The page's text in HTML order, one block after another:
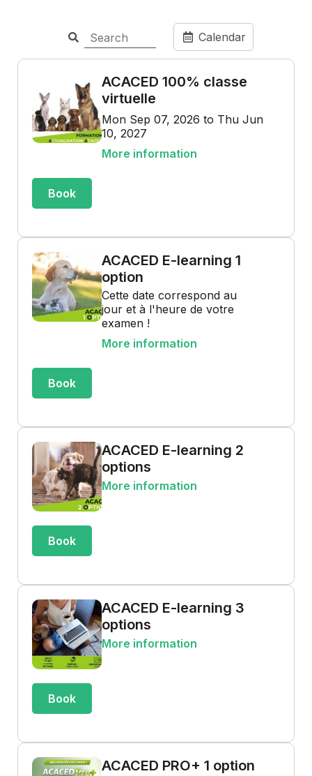
Calendar
ACACED 100% classe
virtuelle
Mon Sep 07, 2026 to Thu Jun
10, 2027
More information
Book
ACACED E-learning 1
option
Cette date correspond au
jour et à l'heure de votre
examen !
More information
Book
ACACED E-learning 2
options
More information
Book
ACACED E-learning 3
options
More information
Book
ACACED PRO+ 1 option